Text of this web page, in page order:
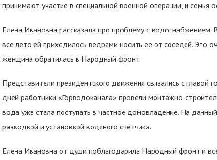
принимают участие в специальной военной операции, и семья
Елена Ивановна рассказала про проблему с водоснабжением.
все лето ей приходилось ведрами носить ее от соседей. Это
женщина обратилась в Народный фронт.
Представители президентского движения связались с главой
дней работники «Горводоканала» провели монтажно-
вода уже стала поступать в частное домовладение. На
разводкой и установкой водяного счетчика.
Елена Ивановна от души поблагодарила Народный фронт и